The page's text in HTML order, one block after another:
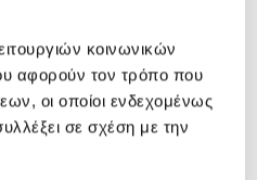
κοινωνικών
αφορούν τον τρόπο που
οι οποίοι ενδεχομένως
σε σχέση με την